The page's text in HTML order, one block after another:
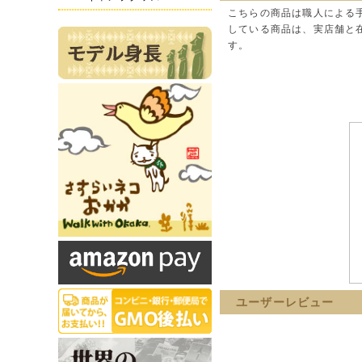
こちらの商品は職人によ
している商品は、実店舗
す。
ユーザーレビュー